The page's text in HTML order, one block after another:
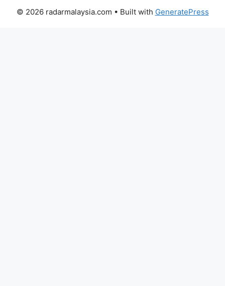
© 2026 radarmalaysia.com • Built with GeneratePress